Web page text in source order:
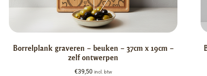
Borrelplank graveren – beuken – 37cm x 19cm –
zelf ontwerpen
€39,50 incl. btw